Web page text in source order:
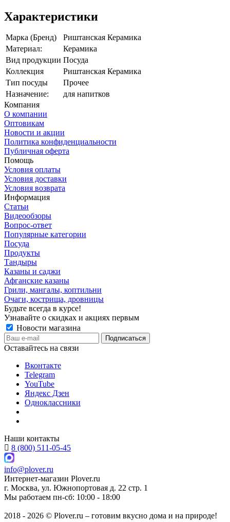
Характеристики
Марка (Бренд)
Риштанская Керамика
Материал:
Керамика
Вид продукции Посуда
Коллекция
Риштанская Керамика
Тип посуды
Прочее
Назначение:
для напитков
Компания
О компании
Оптовикам
Новости и акции
Политика конфиденциальности
Публичная оферта
Помощь
Условия оплаты
Условия доставки
Условия возврата
Информация
Статьи
Видеообзоры
Вопрос-ответ
Популярные категории
Посуда
Продукты
Тандыры
Казаны и саджи
Афганские казаны
Грили, мангалы, коптильни
Очаги, кострища, дровницы
Будьте всегда в курсе!
Узнавайте о скидках и акциях первым
Новости магазина
Оставайтесь на связи
Вконтакте
Telegram
YouTube
Яндекс Дзен
Одноклассники
Наши контакты
8 (800) 511-05-45
info@plover.ru
Интернет-магазин Plover.ru
г. Москва, ул. Южнопортовая д. 22 стр. 1
Мы работаем пн-сб: 10:00 - 18:00
2018 - 2026 © Plover.ru – готовим вкусно дома и на природе!